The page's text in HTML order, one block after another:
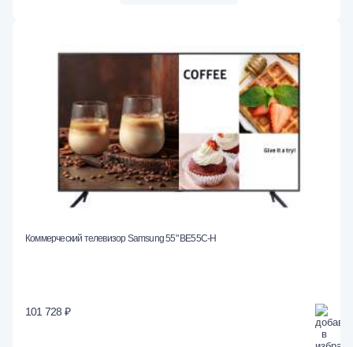
Коммерческий телевизор Samsung 55" BE55C-H
101 728 ₽